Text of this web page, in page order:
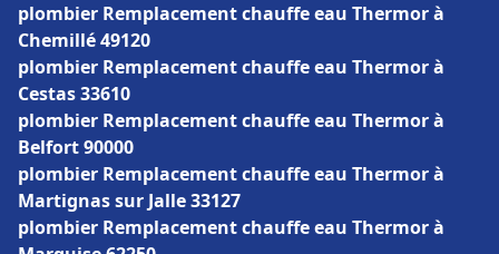
plombier Remplacement chauffe eau Thermor à
Chemillé 49120
plombier Remplacement chauffe eau Thermor à
Cestas 33610
plombier Remplacement chauffe eau Thermor à
Belfort 90000
plombier Remplacement chauffe eau Thermor à
Martignas sur Jalle 33127
plombier Remplacement chauffe eau Thermor à